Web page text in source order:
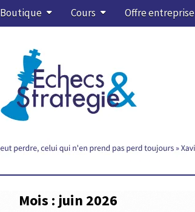
Boutique Cours Offre entreprise
Mois : juin 2026